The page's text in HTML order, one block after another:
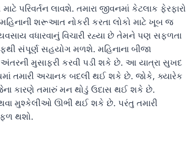
પરિવર્તન લાવશે. તમારા જીવનમાં કેટલાક ફેરફારો
શરૂઆત નોકરી કરતા લોકો માટે ખૂબ જ
વધારવાનું વિચારી રહ્યા છે તેમને પણ સફળતા
સંપૂર્ણ સહયોગ મળશે. મહિનાના બીજા
અંતરની મુસાફરી કરવી પડી શકે છે. આ યાત્રા સુખદ
તમારી અચાનક બદલી થઈ શકે છે. જોકે, ક્યારેક
કારણે તમારું મન થોડું ઉદાસ થઈ શકે છે.
મુશ્કેલીઓ ઊભી થઈ શકે છે. પરંતુ તમારી
થશો.